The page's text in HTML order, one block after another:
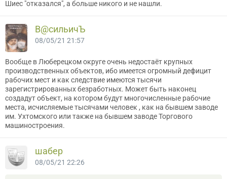
Шиес "отказался", а больше никого и не нашли.
В@cильичЪ
08/05/21 21:57
Вообще в Люберецком округе очень недостаёт крупных
производственных объектов, ибо имеется огромный дефицит
рабочих мест и как следствие имеются тысячи
зарегистрированных безработных. Может быть наконец
создадут объект, на котором будут многочисленные рабочие
места, исчисляемые тысячами человек , как на бывшем заводе
им. Ухтомского или также на бывшем заводе Торгового
машиностроения.
шабер
08/05/21 22:26